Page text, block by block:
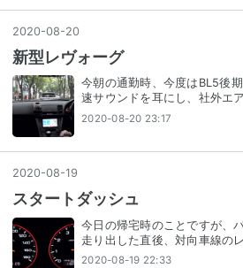
2020-08-20
新型レヴォーグ
今朝の通勤時、今度はBL5後
速サウンドを耳にし、社外エ
2020-08-20 23:17
2020-08-19
スタートダッシュ
今日の帰宅時のことですが、
走り出した直後、対向車線の
2020-08-19 22:33